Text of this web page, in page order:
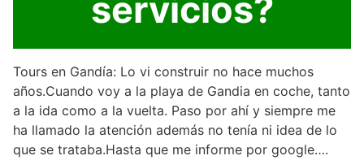
servicios?
Tours en Gandía: Lo vi construir no hace muchos
años.Cuando voy a la playa de Gandia en coche, tanto
a la ida como a la vuelta. Paso por ahí y siempre me
ha llamado la atención además no tenía ni idea de lo
que se trataba.Hasta que me informe por google….